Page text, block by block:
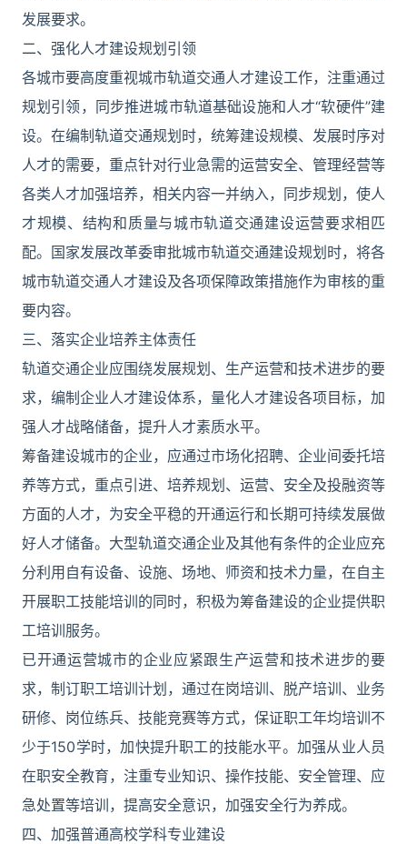
发展要求。
二、强化人才建设规划引领
各城市要高度重视城市轨道交通人才建设工作，注重通过
规划引领，同步推进城市轨道基础设施和人才“软硬件”建
设。在编制轨道交通规划时，统筹建设规模、发展时序对
人才的需要，重点针对行业急需的运营安全、管理经营等
各类人才加强培养，相关内容一并纳入，同步规划，使人
才规模、结构和质量与城市轨道交通建设运营要求相匹
配。国家发展改革委审批城市轨道交通建设规划时，将各
城市轨道交通人才建设及各项保障政策措施作为审核的重
要内容。
三、落实企业培养主体责任
轨道交通企业应围绕发展规划、生产运营和技术进步的要
求，编制企业人才建设体系，量化人才建设各项目标，加
强人才战略储备，提升人才素质水平。
筹备建设城市的企业，应通过市场化招聘、企业间委托培
养等方式，重点引进、培养规划、运营、安全及投融资等
方面的人才，为安全平稳的开通运行和长期可持续发展做
好人才储备。大型轨道交通企业及其他有条件的企业应充
分利用自有设备、设施、场地、师资和技术力量，在自主
开展职工技能培训的同时，积极为筹备建设的企业提供职
工培训服务。
已开通运营城市的企业应紧跟生产运营和技术进步的要
求，制订职工培训计划，通过在岗培训、脱产培训、业务
研修、岗位练兵、技能竞赛等方式，保证职工年均培训不
少于150学时，加快提升职工的技能水平。加强从业人员
在职安全教育，注重专业知识、操作技能、安全管理、应
急处置等培训，提高安全意识，加强安全行为养成。
四、加强普通高校学科专业建设